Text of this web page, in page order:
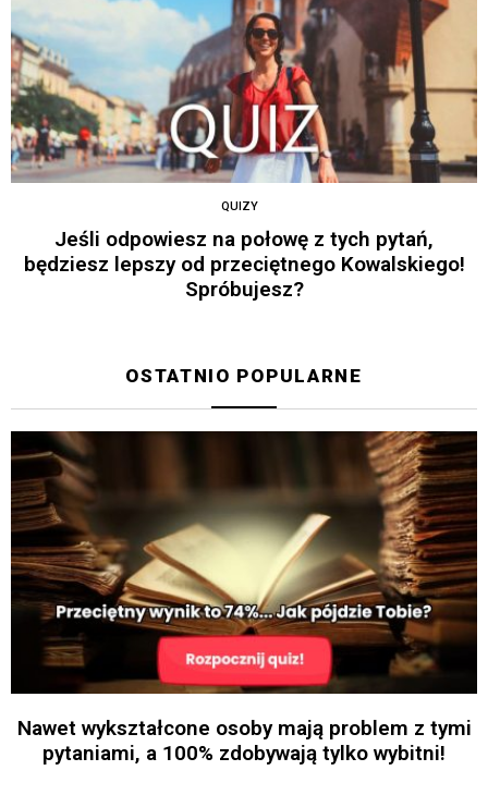
QUIZY
Jeśli odpowiesz na połowę z tych pytań,
będziesz lepszy od przeciętnego Kowalskiego!
Spróbujesz?
OSTATNIO POPULARNE
Nawet wykształcone osoby mają problem z tymi
pytaniami, a 100% zdobywają tylko wybitni!